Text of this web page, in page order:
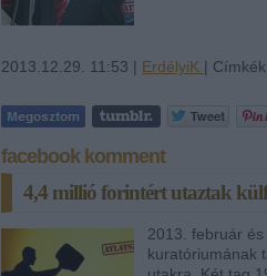
2013.12.29. 11:53 | ErdélyiK |
facebook komment
4,4 millió forintért utaztak
2013. február
kuratóriumának